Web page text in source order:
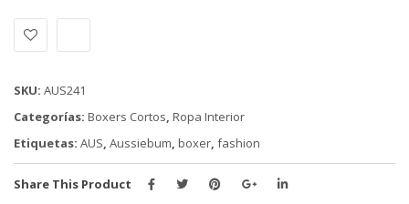
HORMA
PEQUEÑA
SKU: AUS241
Categorías: Boxers Cortos Ropa Interior
Etiquetas: AUS Aussiebum boxer fashion
Share This Product